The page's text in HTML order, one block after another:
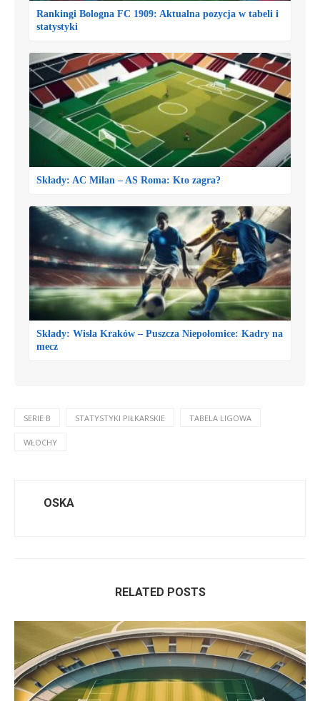
Rankingi Bologna FC 1909: Aktualna pozycja w tabeli i
statystyki
Składy: AC Milan – AS Roma: Kto zagra?
Składy: Wisła Kraków – Puszcza Niepołomice: Kadry na
mecz
SERIE B STATYSTYKI PIŁKARSKIE TABELA LIGOWA
WŁOCHY
OSKA
RELATED POSTS